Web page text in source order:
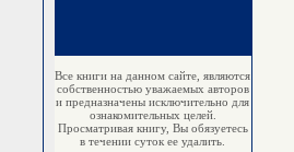
Все книги на данном сайте, являются
собственностью уважаемых авторов
и предназначены исключительно для
ознакомительных целей.
Просматривая книгу, Вы обязуетесь
в течении суток ее удалить.